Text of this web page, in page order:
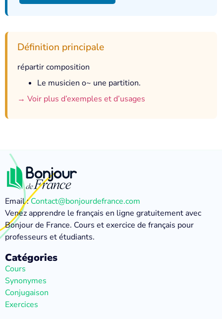
Définition principale
répartir composition
Le musicien o~ une partition.
→ Voir plus d’exemples et d’usages
Email :Contact@bonjourdefrance.com
Venez apprendre le français en ligne gratuitement avec
Bonjour de France. Cours et exercice de français pour
professeurs et étudiants.
Catégories
Cours
Synonymes
Conjugaison
Exercices